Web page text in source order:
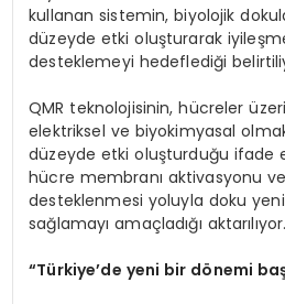
kullanan sistemin, biyolojik
düzeyde etki oluşturarak
desteklemeyi hedeflediği
QMR teknolojisinin, hücreler
elektriksel ve biyokimyasal
düzeyde etki oluşturduğu ifade
hücre membranı aktivasyonu
desteklenmesi yoluyla doku
sağlamayı amaçladığı aktarılıyor.
“Türkiye’de yeni bir dönemi